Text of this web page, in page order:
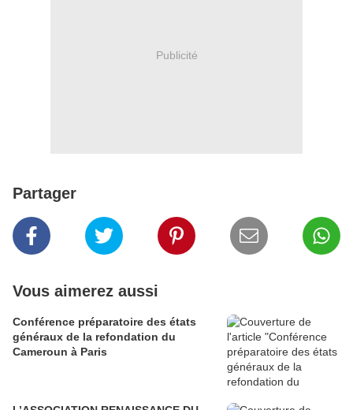
Publicité
Partager
Vous aimerez aussi
Conférence préparatoire des états
généraux de la refondation du
Cameroun à Paris